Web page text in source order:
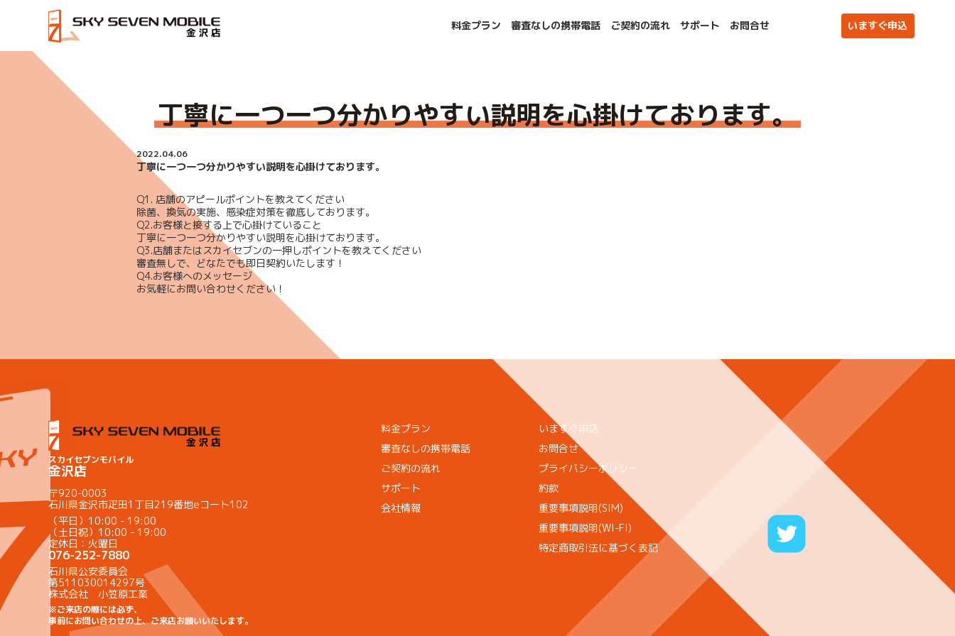
料金プラン 審査なしの携帯電話 ご契約の流れ サポート お問合せ いますぐ申込
HOME 丁寧に一つ一つ分かりやすい説明を心掛けております。
丁寧に一つ一つ分かりやすい説明を心掛けております。
2022.04.06
丁寧に一つ一つ分かりやすい説明を心掛けております。
Q1. 店舗のアピールポイントを教えてください
除菌、換気の実施、感染症対策を徹底しております。
Q2.お客様と接する上で心掛けていること
丁寧に一つ一つ分かりやすい説明を心掛けております。
Q3.店舗またはスカイセブンの一押しポイントを教えてください
審査無しで、どなたでも即日契約いたします！
Q4.お客様へのメッセージ
お気軽にお問い合わせください！
スカイセブンモバイル
金沢店
〒920-0003
石川県金沢市疋田1丁目219番地eコート102
（平日）10:00 - 19:00
（土日祝）10:00 - 19:00
定休日：火曜日
076-252-7880
石川県公安委員会
第511030014297号
株式会社 小笠原工業
※ご来店の際には必ず、
事前にお問い合わせの上、ご来店お願いいたします。
料金プラン
審査なしの携帯電話
ご契約の流れ
サポート
会社情報
いますぐ申込
お問合せ
プライバシーポリシー
約款
重要事項説明(SIM)
重要事項説明(WI-FI)
特定商取引法に基づく表記